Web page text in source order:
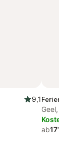
9,1
ab